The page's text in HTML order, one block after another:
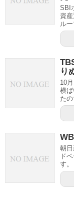
SBI
資
ル
り
10
横
た
朝
ド
す